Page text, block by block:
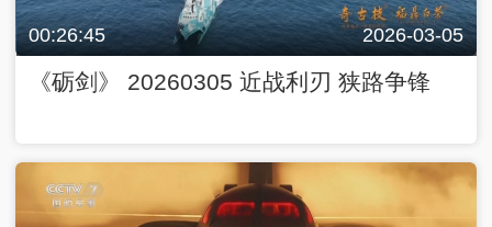
00:26:45 2026-03-05
《砺剑》 20260305 近战利刃 狭路争锋